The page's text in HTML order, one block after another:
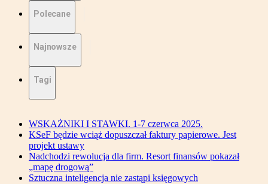
Polecane
Najnowsze
Tagi
WSKAŻNIKI I STAWKI. 1-7 czerwca 2025.
KSeF będzie wciąż dopuszczał faktury papierowe. Jest
projekt ustawy
Nadchodzi rewolucja dla firm. Resort finansów pokazał
„mapę drogową”
Sztuczna inteligencja nie zastąpi księgowych